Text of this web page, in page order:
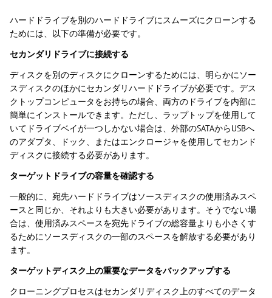
ハードドライブを別のハードドライブにスムーズにクローンする
ためには、以下の準備が必要です。
セカンダリドライブに接続する
ディスクを別のディスクにクローンするためには、明らかにソー
スディスクのほかにセカンダリハードドライブが必要です。デス
クトップコンピュータをお持ちの場合、両方のドライブを内部に
簡単にインストールできます。ただし、ラップトップを使用して
いてドライブベイが一つしかない場合は、外部のSATAからUSBへ
のアダプタ、ドック、またはエンクロージャを使用してセカンド
ディスクに接続する必要があります。
ターゲットドライブの容量を確認する
一般的に、宛先ハードドライブはソースディスクの使用済みスペ
ースと同じか、それよりも大きい必要があります。そうでない場
合は、使用済みスペースを宛先ドライブの総容量よりも小さくす
るためにソースディスクの一部のスペースを解放する必要があり
ます。
ターゲットディスク上の重要なデータをバックアップする
クローニングプロセスはセカンダリディスク上のすべてのデータ